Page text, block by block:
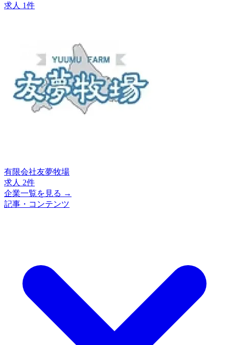
求人 1件
有限会社友夢牧場
求人 2件
企業一覧を見る →
記事・コンテンツ